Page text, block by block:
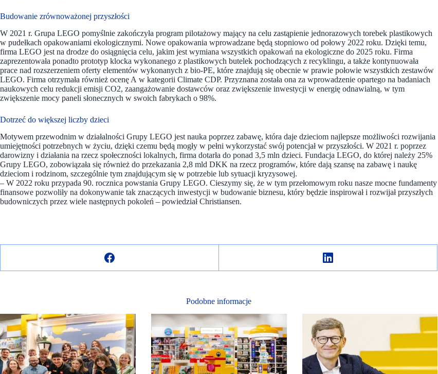
Budowanie zrównoważonej przyszłości
W 2021 r. Grupa LEGO pomyślnie zakończyła program pilotażowy mający na celu zastąpienie jednorazowych torebek plastikowych
w pudełkach opakowaniami ekologicznymi. Nowe opakowania wprowadzane będą stopniowo od połowy 2022 roku. Dzięki temu,
firma LEGO jest na drodze do osiągnięcia celu, jakim jest wymiana wszystkich opakowań na ekologiczne do 2025 roku. Firma
zaprezentowała ponadto prototyp klocka wykonanego z plastikowych butelek pochodzących z recyklingu, a także kontynuowała
prace nad rozszerzeniem oferty elementów wykonanych z bio-PE, które znajdują się obecnie w prawie połowie wszystkich zestawów
LEGO. Firma otrzymała również ocenę A w kategorii Climate CDP. Przyznana została ona za wprowadzenie opartego na badaniach
naukowych celu redukcji emisji CO2, zaangażowanie dostawców oraz zwiększenie inwestycji w energię odnawialną, w tym
zwiększenie mocy paneli słonecznych w swoich fabrykach o 98%.
Dotrzeć do większej liczby dzieci
Motywem przewodnim w działalności Grupy LEGO jest nauka poprzez zabawę, która daje dzieciom najlepsze możliwości rozwijania
umiejętności potrzebnych w życiu, dzięki czemu będą mogły w pełni wykorzystać swój potencjał w przyszłości. W 2021 r. poprzez
darowizny i działania na rzecz społeczności lokalnych, firma dotarła do ponad 3,5 mln dzieci. Fundacja LEGO, do której należy 25%
Grupy LEGO, zobowiązała się również do przekazania 2,8 mld DKK na rzecz programów, które dają szansę na zabawę i naukę
dzieciom i rodzinom, szczególnie tym znajdującym się w potrzebie lub sytuacji kryzysowej.
– W 2022 roku przypada 90. rocznica powstania Grupy LEGO. Cieszymy się, że w tym przełomowym roku nasze mocne fundamenty
finansowe pozwoliły na dokonywanie tak znaczących inwestycji w budowanie biznesu, który będzie inspirował i rozwijał przyszłych
budowniczych przez wiele następnych pokoleń – powiedział Christiansen.
Podobne informacje